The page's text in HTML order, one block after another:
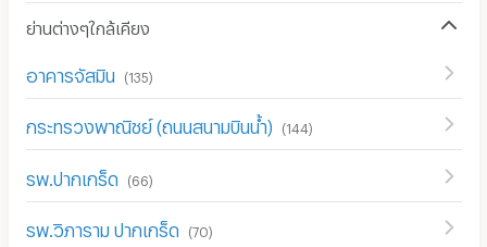
ย่านต่างๆใกล้เคียง
อาคารจัสมิน (135)
กระทรวงพาณิชย์ (ถนนสนามบินน้ำ) (144 )
รพ.ปากเกร็ด (66)
รพ.วิภาราม ปากเกร็ด (70)